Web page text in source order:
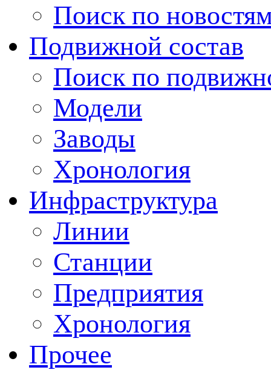
Поиск по
Подвижной состав
Поиск по
Модели
Заводы
Хронология
Инфраструктура
Линии
Станции
Предприятия
Хронология
Прочее